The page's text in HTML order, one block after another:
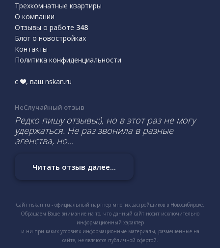
Трехкомнатные квартиры
О компании
Отзывы о работе 348
Блог о новостройках
Контакты
Политика конфиденциальности
с , ваш nskan.ru
НеСлучайный отзыв
Редко пишу отзывы:), но в этот раз не могу
удержаться. Не раз звонила в разные
агенства, но...
Читать отзыв далее...
Сайт nskan.ru - официальный партнер многих застройщиков в Новосибирске.
Обращаем Ваше внимание на то, что данный сайт носит исключительно
информационный характер
и ни при каких условиях информационные материалы, размещенные на
сайте, не являются публичной офертой.